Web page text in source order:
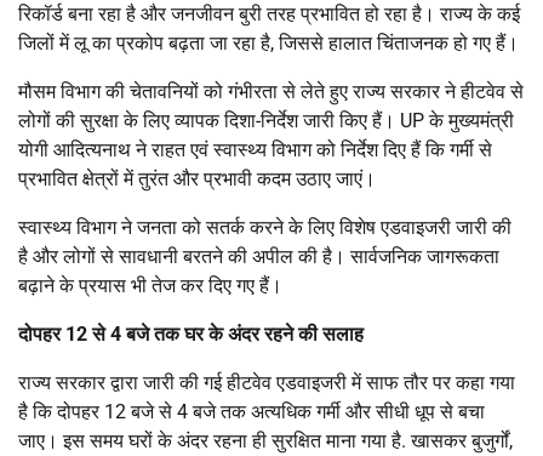
रिकॉर्ड बना रहा है और जनजीवन बुरी तरह प्रभावित हो रहा है। राज्य के कई
जिलों में लू का प्रकोप बढ़ता जा रहा है, जिससे हालात चिंताजनक हो गए हैं।
मौसम विभाग की चेतावनियों को गंभीरता से लेते हुए राज्य सरकार ने हीटवेव से
लोगों की सुरक्षा के लिए व्यापक दिशा-निर्देश जारी किए हैं। UP के मुख्यमंत्री
योगी आदित्यनाथ ने राहत एवं स्वास्थ्य विभाग को निर्देश दिए हैं कि गर्मी से
प्रभावित क्षेत्रों में तुरंत और प्रभावी कदम उठाए जाएं।
स्वास्थ्य विभाग ने जनता को सतर्क करने के लिए विशेष एडवाइजरी जारी की
है और लोगों से सावधानी बरतने की अपील की है। सार्वजनिक जागरूकता
बढ़ाने के प्रयास भी तेज कर दिए गए हैं।
दोपहर 12 से 4 बजे तक घर के अंदर रहने की सलाह
राज्य सरकार द्वारा जारी की गई हीटवेव एडवाइजरी में साफ तौर पर कहा गया
है कि दोपहर 12 बजे से 4 बजे तक अत्यधिक गर्मी और सीधी धूप से बचा
जाए। इस समय घरों के अंदर रहना ही सुरक्षित माना गया है. खासकर बुजुर्गों,